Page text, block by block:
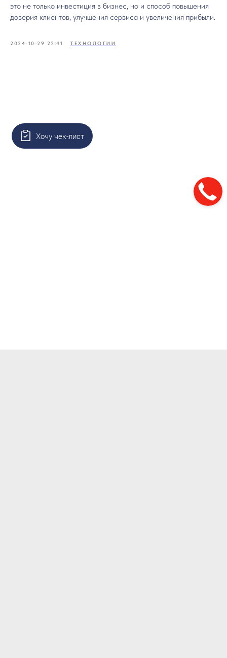
это не только инвестиция в бизнес, но и способ повышения
доверия клиентов, улучшения сервиса и увеличения прибыли.
2024-10-29 22:41 ТЕХНОЛОГИИ
Хочу чек-лист